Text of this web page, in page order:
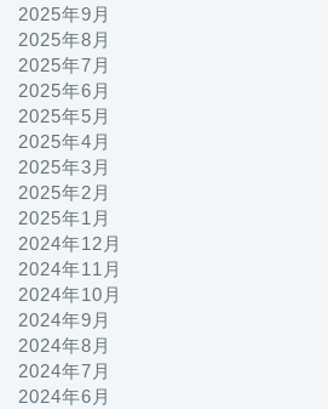
2025年9月
2025年8月
2025年7月
2025年6月
2025年5月
2025年4月
2025年3月
2025年2月
2025年1月
2024年12月
2024年11月
2024年10月
2024年9月
2024年8月
2024年7月
2024年6月